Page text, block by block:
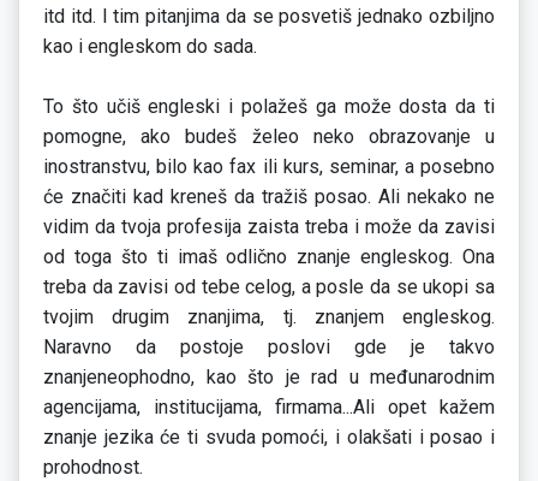
itd itd. I tim pitanjima da se posvetiš jednako ozbiljno
kao i engleskom do sada.
To što učiš engleski i polažeš ga može dosta da ti
pomogne, ako budeš želeo neko obrazovanje u
inostranstvu, bilo kao fax ili kurs, seminar, a posebno
će značiti kad kreneš da tražiš posao. Ali nekako ne
vidim da tvoja profesija zaista treba i može da zavisi
od toga što ti imaš odlično znanje engleskog. Ona
treba da zavisi od tebe celog, a posle da se ukopi sa
tvojim drugim znanjima, tj. znanjem engleskog.
Naravno da postoje poslovi gde je takvo
znanjeneophodno, kao što je rad u međunarodnim
agencijama, institucijama, firmama...Ali opet kažem
znanje jezika će ti svuda pomoći, i olakšati i posao i
prohodnost.